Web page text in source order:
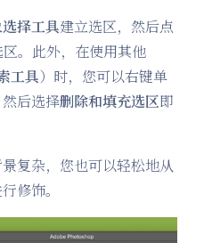
择工具建立选区，然后点
。此外，在使用其他
工具）时，您可以右键单
后选择删除和填充选区即
复杂，您也可以轻松地从
修饰。